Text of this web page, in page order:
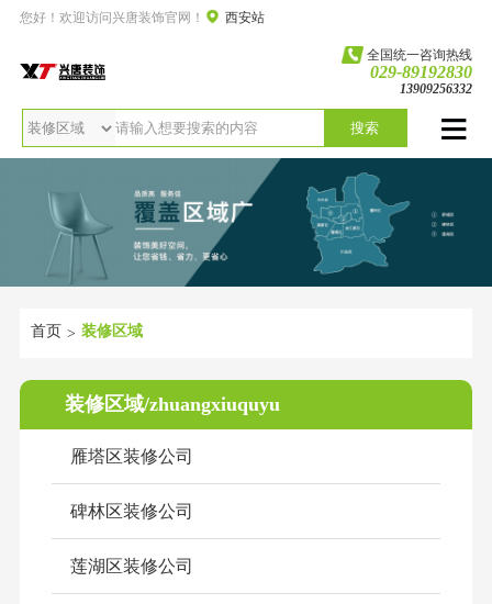
您好！欢迎访问兴唐装饰官网！ 西安站
全国统一咨询热线
029-89192830
13909256332
搜索
首页 > 装修区域
装修区域/zhuangxiuquyu
雁塔区装修公司
碑林区装修公司
莲湖区装修公司